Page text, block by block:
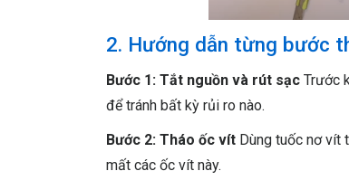
2. Hướng dẫn từng bước
Bước 1: Tắt nguồn và rút sạc Trước
để tránh bất kỳ rủi ro nào.
Bước 2: Tháo ốc vít Dùng tuốc nơ vít
mất các ốc vít này.